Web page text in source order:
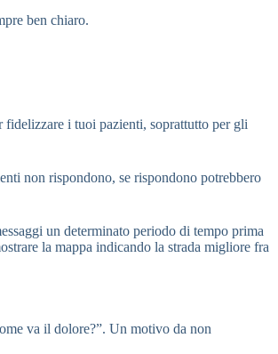
ben chiaro.
i tuoi pazienti, soprattutto per gli
non rispondono, se rispondono potrebbero
un determinato periodo di tempo prima
la mappa indicando la strada migliore fra
va il dolore?”. Un motivo da non